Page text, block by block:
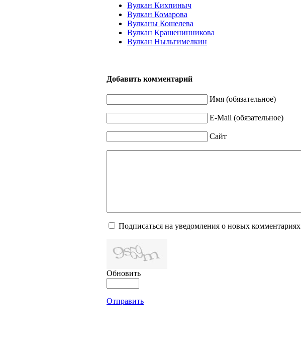
Вулкан Кихпиныч
Вулкан Комарова
Вулканы Кошелева
Вулкан Крашенинникова
Вулкан Ныльгимелкин
Добавить комментарий
Имя (обязательное)
E-Mail (обязательное)
Сайт
Подписаться на уведомления о новых комментариях
Обновить
Отправить